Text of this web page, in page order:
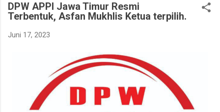
DPW APPI Jawa Timur Resmi
Terbentuk, Asfan Mukhlis Ketua terpilih.
Juni 17, 2023